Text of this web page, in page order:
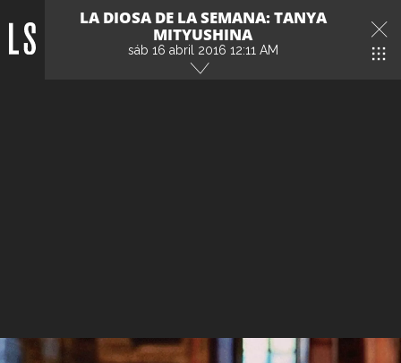
LA DIOSA DE LA SEMANA: TANYA
MITYUSHINA
sáb 16 abril 2016 12:11 AM